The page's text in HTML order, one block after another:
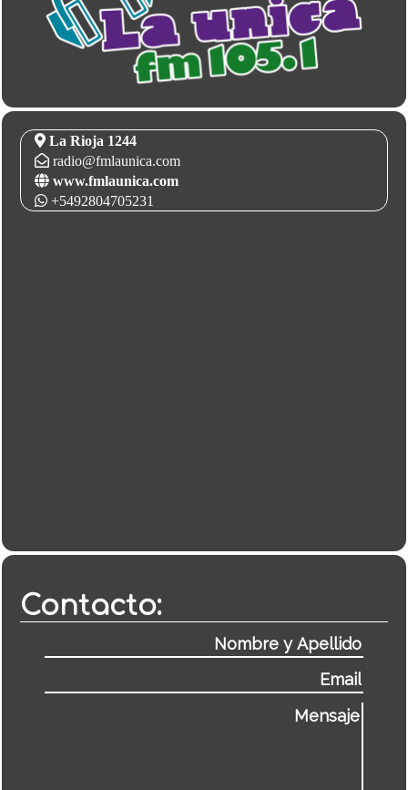
La Rioja 1244
radio@fmlaunica.com
www.fmlaunica.com
+5492804705231
Contacto: